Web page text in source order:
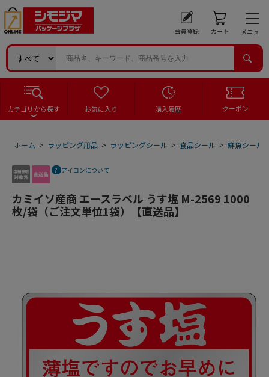
会員登録 カート メニュー
カテゴリから探す お気に入り 購入履歴 クーポン
ホーム > ラッピング用品 > ラッピングシール > 食品シール > 鮮魚シール
アイコンについて
カミイソ産商 エースラベル うす塩 M-2569 1000
枚/袋（ご注文単位1袋）【直送品】